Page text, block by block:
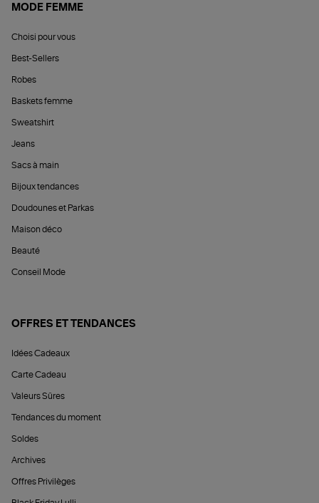
MODE FEMME
Choisi pour vous
Best-Sellers
Robes
Baskets femme
Sweatshirt
Jeans
Sacs à main
Bijoux tendances
Doudounes et Parkas
Maison déco
Beauté
Conseil Mode
OFFRES ET TENDANCES
Idées Cadeaux
Carte Cadeau
Valeurs Sûres
Tendances du moment
Soldes
Archives
Offres Privilèges